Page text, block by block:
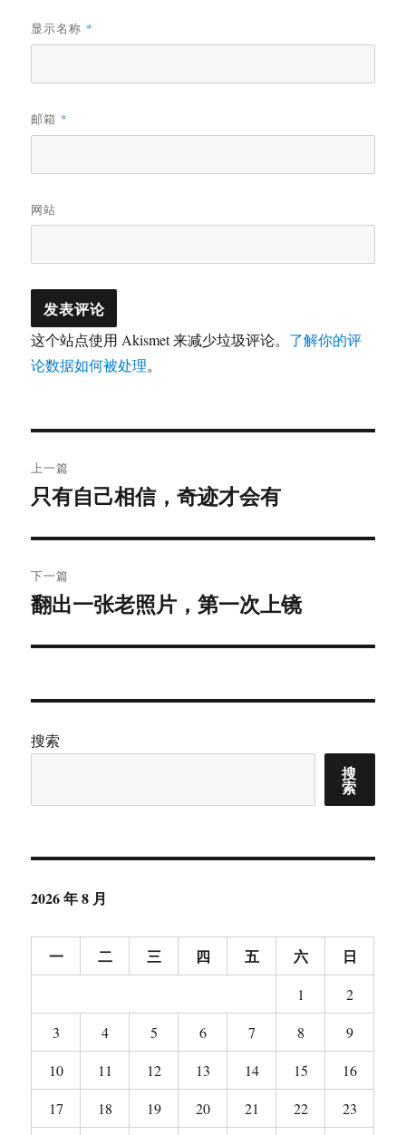
显示名称 *
邮箱 *
网站
这个站点使用 Akismet 来减少垃圾评论。 了解你的评
论数据如何被处理。
章
航
上一篇
上
文
章：
只有自己相信，奇迹才会有
下一篇
下
文
翻出一张老照片，第一次上镜
搜索
搜
索
2026 年 8 月
一 二 三 四 五 六 日
1
2
3
4 5 6 7 8
9
10
11 12 13 14 15
16
17
18 19 20 21 22
23